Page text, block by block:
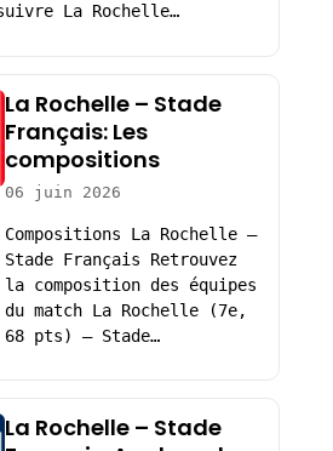
La Rochelle…
La Rochelle – Stade
Français: Les
compositions
06 juin 2026
Compositions La Rochelle –
Stade Français Retrouvez
la composition des équipes
du match La Rochelle (7e,
68 pts) – Stade…
La Rochelle – Stade